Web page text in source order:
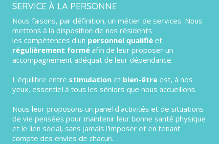
SERVICE À LA PERSONNE
Nous faisons, par définition, un métier de services. Nous
mettons à la disposition de nos résidents
les compétences d'un personnel qualifié et
régulièrement formé afin de leur proposer un
accompagnement adéquat de leur dépendance.
L'équilibre entre stimulation et bien-être est, à nos
yeux, essentiel à tous les séniors que nous accueillons.
Nous leur proposons un panel d'activités et de situations
de vie pensées pour maintenir leur bonne santé physique
et le lien social, sans jamais l'imposer et en tenant
compte des envies de chacun.